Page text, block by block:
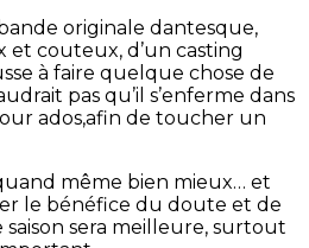
originale dantesque,
et couteux, d’un casting
à faire quelque chose de
pas qu’il s’enferme dans
ados,afin de toucher un
même bien mieux… et
le bénéfice du doute et de
sera meilleure, surtout